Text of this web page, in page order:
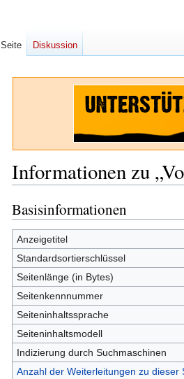
Informationen zu
Zur
Navigation
springen
Zur
Suche
springen
Basisinformationen
Anzeigetitel
Standardsortierschlüssel
Seitenlänge (in Bytes)
Seitenkennnummer
Seiteninhaltssprache
Seiteninhaltsmodell
Indizierung durch Suchmaschinen
Anzahl der Weiterleitungen zu dieser
Seite Diskussion